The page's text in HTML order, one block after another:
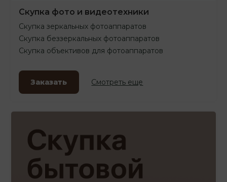
Скупка фото и видеотехники
Скупка зеркальных фотоаппаратов
Скупка беззеркальных фотоаппаратов
Скупка объективов для фотоаппаратов
Заказать Смотреть еще